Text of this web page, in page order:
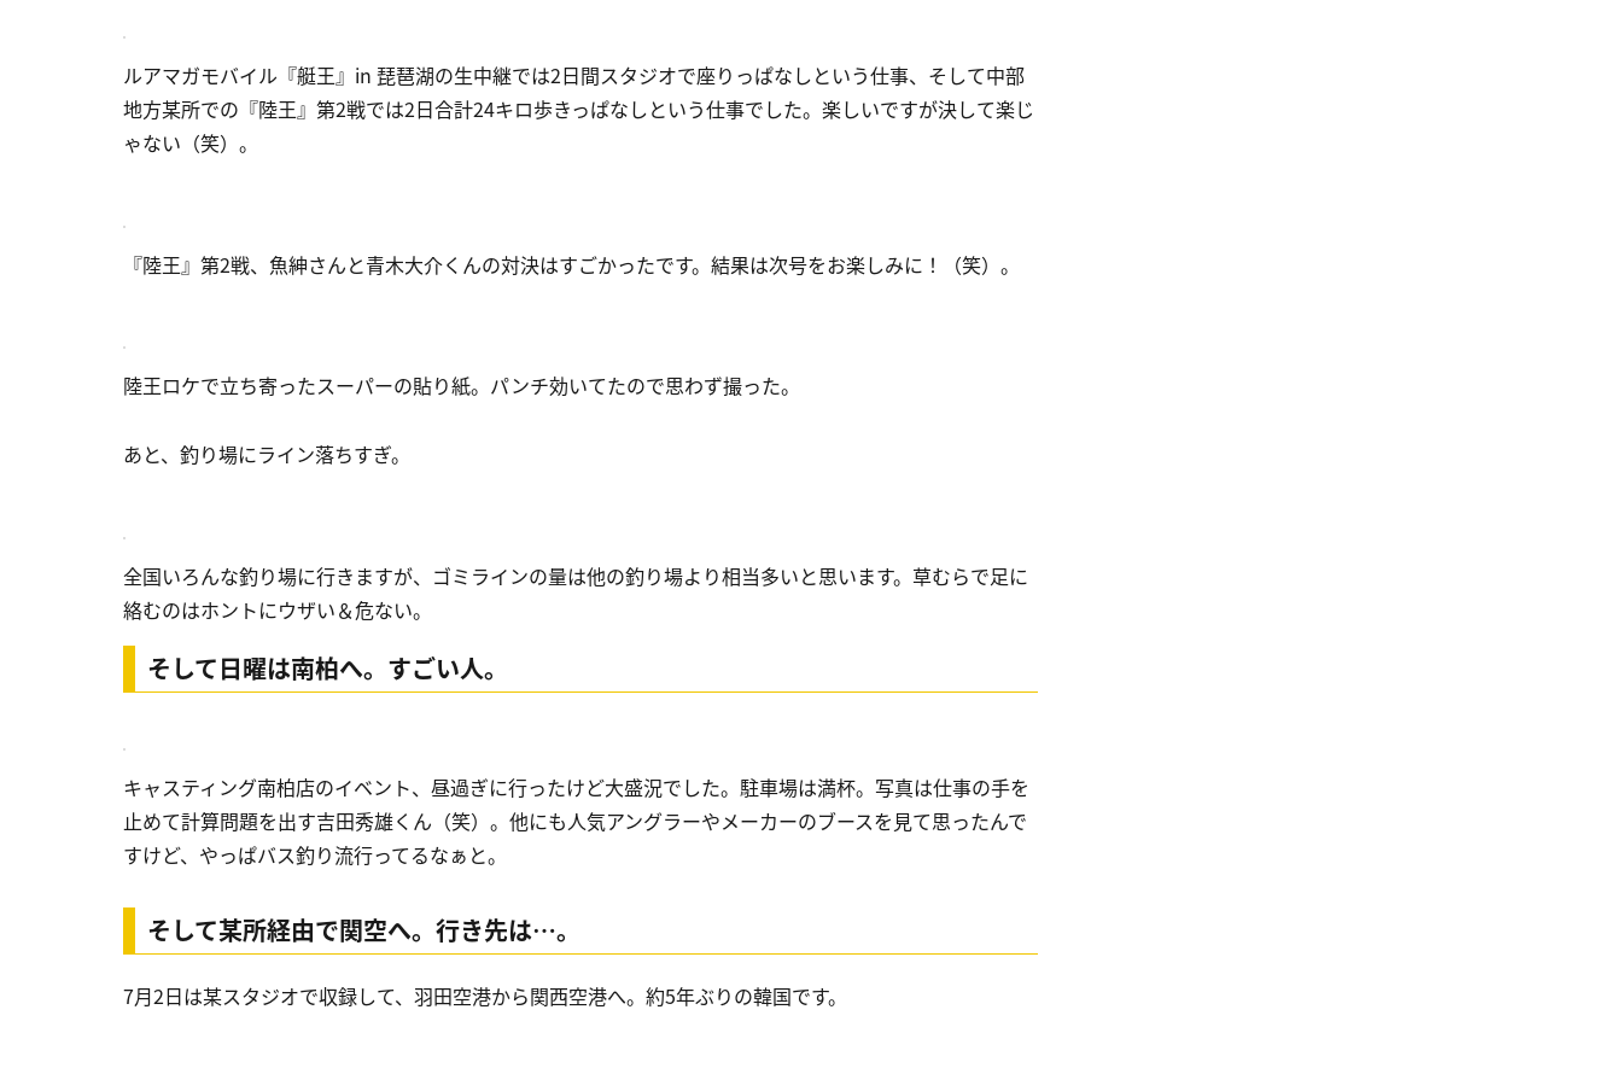
ルアマガモバイル『艇王』in 琵琶湖の生中継では2日間スタジオで座りっぱなしという仕事、そして中部
地方某所での『陸王』第2戦では2日合計24キロ歩きっぱなしという仕事でした。楽しいですが決して楽じ
ゃない（笑）。
『陸王』第2戦、魚紳さんと青木大介くんの対決はすごかったです。結果は次号をお楽しみに！（笑）。
陸王ロケで立ち寄ったスーパーの貼り紙。パンチ効いてたので思わず撮った。
あと、釣り場にライン落ちすぎ。
全国いろんな釣り場に行きますが、ゴミラインの量は他の釣り場より相当多いと思います。草むらで足に
絡むのはホントにウザい＆危ない。
そして日曜は南柏へ。すごい人。
キャスティング南柏店のイベント、昼過ぎに行ったけど大盛況でした。駐車場は満杯。写真は仕事の手を
止めて計算問題を出す吉田秀雄くん（笑）。他にも人気アングラーやメーカーのブースを見て思ったんで
すけど、やっぱバス釣り流行ってるなぁと。
そして某所経由で関空へ。行き先は…。
7月2日は某スタジオで収録して、羽田空港から関西空港へ。約5年ぶりの韓国です。